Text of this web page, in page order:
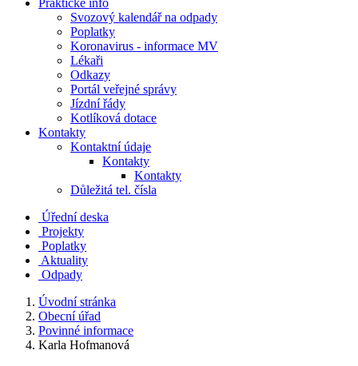
Praktické info
Svozový kalendář na odpady
Poplatky
Koronavirus - informace MV
Lékaři
Odkazy
Portál veřejné správy
Jízdní řády
Kotlíková dotace
Kontakty
Kontaktní údaje
Kontakty
Kontakty
Důležitá tel. čísla
Úřední deska
Projekty
Poplatky
Aktuality
Odpady
Úvodní stránka
Obecní úřad
Povinné informace
Karla Hofmanová